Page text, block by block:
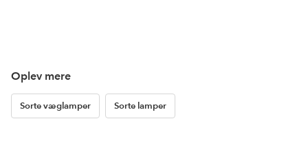
Oplev mere
Sorte væglamper Sorte lamper